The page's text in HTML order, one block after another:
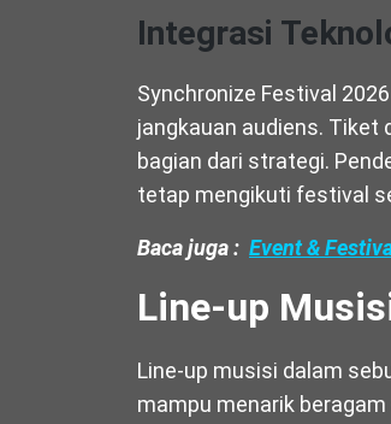
Integrasi
Synchronize Festival
jangkauan audiens. Tiket
bagian dari strategi.
tetap mengikuti festival
Baca juga : Event &
Line-up
Line-up musisi dalam
mampu menarik